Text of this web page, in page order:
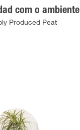
com o ambiente
Produced Peat